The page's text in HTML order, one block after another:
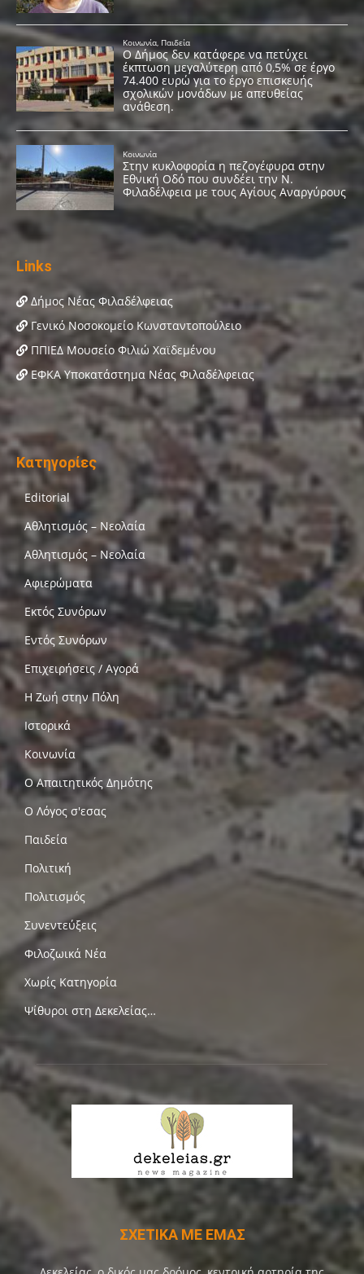
Links
Δήμος Νέας Φιλαδέλφειας
Γενικό Νοσοκομείο Κωνσταντοπούλειο
ΠΠΙΕΔ Μουσείο Φιλιώ Χαϊδεμένου
ΕΦΚΑ Υποκατάστημα Νέας Φιλαδέλφειας
Κατηγορίες
Editorial
Αθλητισμός – Νεολαία
Αθλητισμός – Νεολαία
Αφιερώματα
Εκτός Συνόρων
Εντός Συνόρων
Επιχειρήσεις / Αγορά
Η Ζωή στην Πόλη
Ιστορικά
Κοινωνία
Ο Απαιτητικός Δημότης
Ο Λόγος σ'εσας
Παιδεία
Πολιτική
Πολιτισμός
Συνεντεύξεις
Φιλοζωικά Νέα
Χωρίς Κατηγορία
Ψίθυροι στη Δεκελείας…
ΣΧΕΤΙΚΑ ΜΕ ΕΜΑΣ